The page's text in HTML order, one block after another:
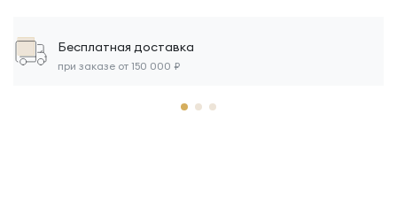
Бесплатная доставка
при заказе от 150 000 ₽